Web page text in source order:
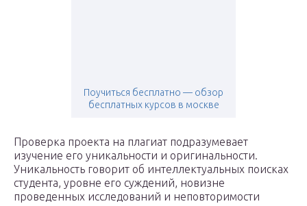
Поучиться бесплатно — обзор
бесплатных курсов в москве
Проверка проекта на плагиат подразумевает
изучение его уникальности и оригинальности.
Уникальность говорит об интеллектуальных поисках
студента, уровне его суждений, новизне
проведенных исследований и неповторимости